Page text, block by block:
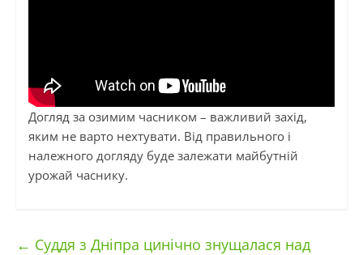
Догляд за озимим часником – важливий захід,
яким не варто нехтувати. Від правильного і
належного догляду буде залежати майбутній
урожай часнику.
← Cуддя з Дніпра цинічно знущалася над